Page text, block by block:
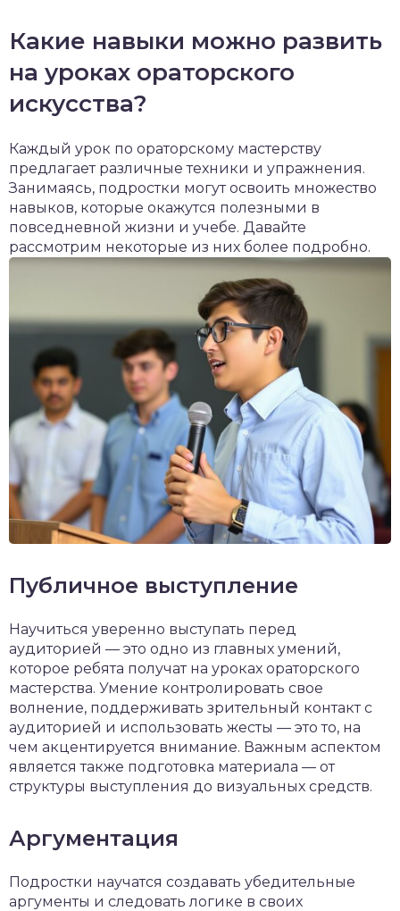
Какие навыки можно развить
на уроках ораторского
искусства?
Каждый урок по ораторскому мастерству
предлагает различные техники и упражнения.
Занимаясь, подростки могут освоить множество
навыков, которые окажутся полезными в
повседневной жизни и учебе. Давайте
рассмотрим некоторые из них более подробно.
Публичное выступление
Научиться уверенно выступать перед
аудиторией — это одно из главных умений,
которое ребята получат на уроках ораторского
мастерства. Умение контролировать свое
волнение, поддерживать зрительный контакт с
аудиторией и использовать жесты — это то, на
чем акцентируется внимание. Важным аспектом
является также подготовка материала — от
структуры выступления до визуальных средств.
Аргументация
Подростки научатся создавать убедительные
аргументы и следовать логике в своих